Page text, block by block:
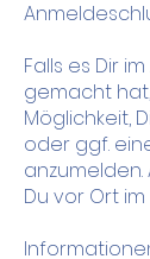
Falls es Dir
gemacht
Möglichkeit,
oder ggf.
Du vor Ort